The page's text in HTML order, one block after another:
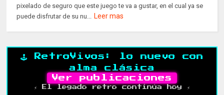
pixelado de seguro que este juego te va a gustar, en el cual ya se
puede disfrutar de su nu...
Leer mas
🕹️ RetroVivos: lo nuevo con
alma clásica
Ver publicaciones
⚡ El legado retro continúa hoy ⚡